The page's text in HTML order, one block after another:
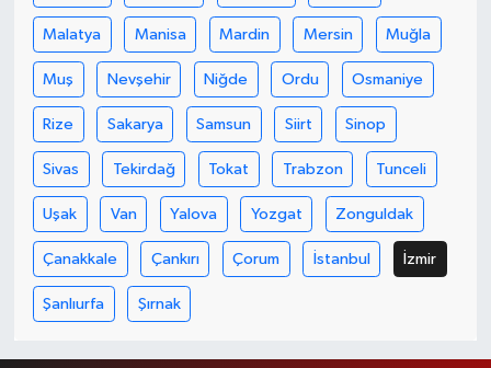
Malatya Manisa Mardin Mersin Muğla
Muş Nevşehir Niğde Ordu Osmaniye
Rize Sakarya Samsun Siirt Sinop
Sivas Tekirdağ Tokat Trabzon Tunceli
Uşak Van Yalova Yozgat Zonguldak
Çanakkale Çankırı Çorum İstanbul İzmir
Şanlıurfa Şırnak